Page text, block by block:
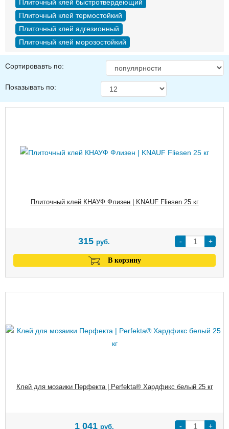
Плиточный клей быстротвердеющий
Плиточный клей термостойкий
Плиточный клей адгезионный
Плиточный клей морозостойкий
Сортировавть по:
Показывать по:
Плиточный клей КНАУФ Флизен | KNAUF Fliesen 25 кг
- +
315 руб.
В корзину
Клей для мозаики Перфекта | Perfekta® Хардфикс белый 25 кг
- +
1 041 руб.